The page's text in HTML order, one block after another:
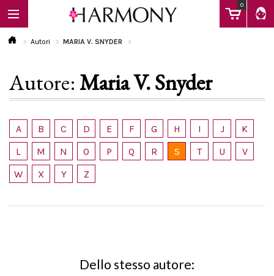
0
EBOOK
LIBRI
Calendario
Autori MARIA V. SNYDER
Autore:Maria V. Snyder
A B C D E F G H I J
K
L
M N O P Q R S T U
V
W
X Y Z
Dello stesso autore: